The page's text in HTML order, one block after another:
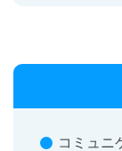
コミュニ